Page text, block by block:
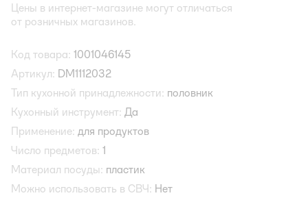
Цены в интернет-магазине могут отличаться
от розничных магазинов.
Код товара: 1001046145
Артикул: DM1112032
Тип кухонной принадлежности: половник
Кухонный инструмент: Да
Применение: для продуктов
Число предметов: 1
Материал посуды: пластик
Можно использовать в СВЧ: Нет